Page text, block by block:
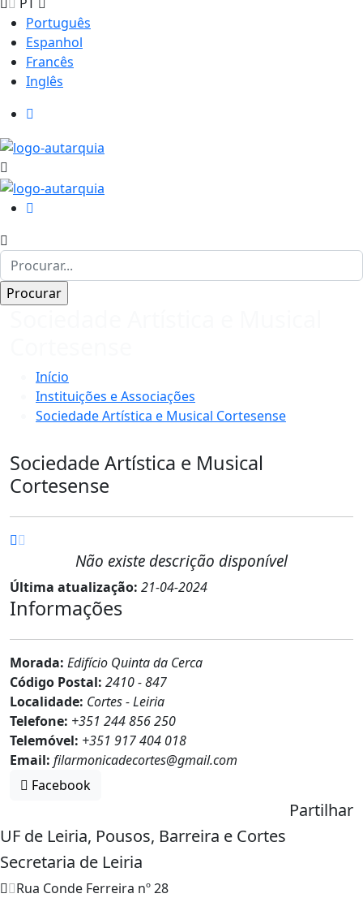
PT
Português
Espanhol
Francês
Inglês
Início
Instituições e Associações
Sociedade Artística e Musical Cortesense
Sociedade Artística e Musical
Cortesense
Não existe descrição disponível
Última atualização: 21-04-2024
Informações
Morada: Edifício Quinta da Cerca
Código Postal: 2410 - 847
Localidade: Cortes - Leiria
Telefone: +351 244 856 250
Telemóvel: +351 917 404 018
Email: filarmonicadecortes@gmail.com
Facebook
Partilhar
UF de Leiria, Pousos, Barreira e Cortes
Secretaria de Leiria
Rua Conde Ferreira nº 28